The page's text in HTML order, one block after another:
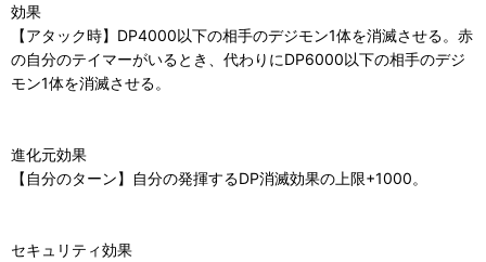
効果
【アタック時】DP4000以下の相手のデジモン1体を消滅させる。赤
の自分のテイマーがいるとき、代わりにDP6000以下の相手のデジ
モン1体を消滅させる。
進化元効果
【自分のターン】自分の発揮するDP消滅効果の上限+1000。
セキュリティ効果